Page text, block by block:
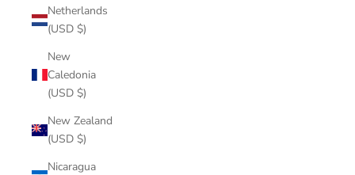
Netherlands
(USD $)
New
Caledonia
(USD $)
New Zealand
(USD $)
Nicaragua